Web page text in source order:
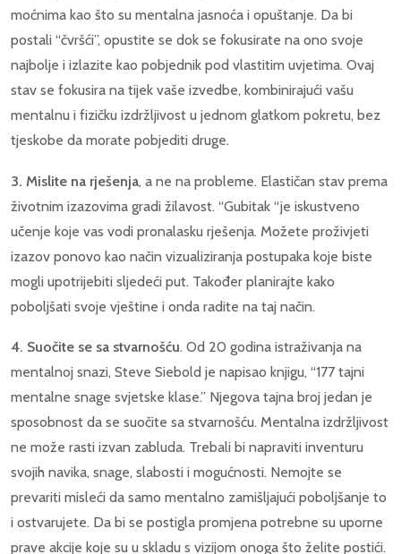
moćnima kao što su mentalna jasnoća i opuštanje. Da bi
postali “čvršći”, opustite se dok se fokusirate na ono svoje
najbolje i izlazite kao pobjednik pod vlastitim uvjetima. Ovaj
stav se fokusira na tijek vaše izvedbe, kombinirajući vašu
mentalnu i fizičku izdržljivost u jednom glatkom pokretu, bez
tjeskobe da morate pobjediti druge.
3. Mislite na rješenja, a ne na probleme. Elastičan stav prema
životnim izazovima gradi žilavost. “Gubitak “je iskustveno
učenje koje vas vodi pronalasku rješenja. Možete proživjeti
izazov ponovo kao način vizualiziranja postupaka koje biste
mogli upotrijebiti sljedeći put. Također planirajte kako
poboljšati svoje vještine i onda radite na taj način.
4. Suočite se sa stvarnošću. Od 20 godina istraživanja na
mentalnoj snazi, Steve Siebold je napisao knjigu, “177 tajni
mentalne snage svjetske klase.” Njegova tajna broj jedan je
sposobnost da se suočite sa stvarnošću. Mentalna izdržljivost
ne može rasti izvan zabluda. Trebali bi napraviti inventuru
svojih navika, snage, slabosti i mogućnosti. Nemojte se
prevariti misleći da samo mentalno zamišljajući poboljšanje to
i ostvarujete. Da bi se postigla promjena potrebne su uporne
prave akcije koje su u skladu s vizijom onoga što želite postići.